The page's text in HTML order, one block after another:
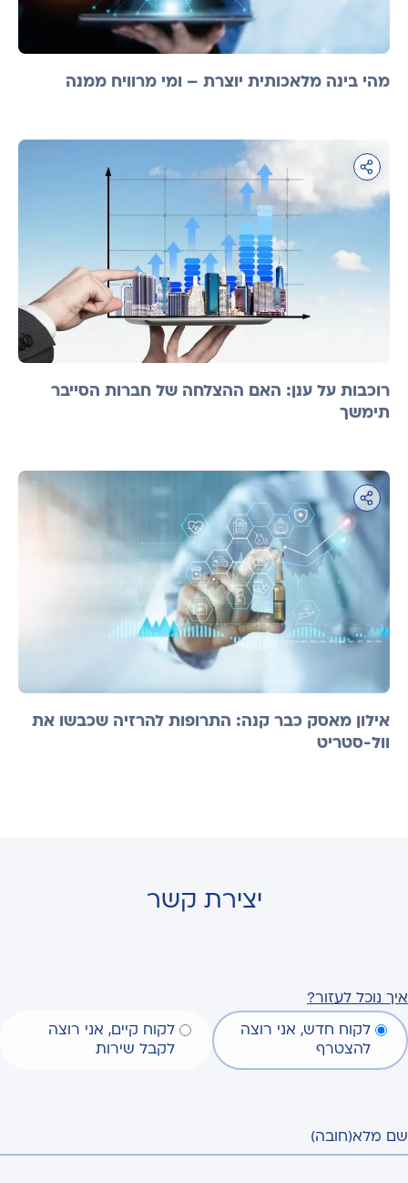
מהי בינה מלאכותית יוצרת – ומי מרוויח ממנה
רוכבות על ענן: האם ההצלחה של חברות הסייבר
תימשך
אילון מאסק כבר קנה: התרופות להרזיה שכבשו את
וול-סטריט
יצירת קשר
איך נוכל לעזור?
לקוח חדש, אני רוצה
להצטרף
לקוח קיים, אני רוצה
לקבל שירות
שם מלא(חובה)